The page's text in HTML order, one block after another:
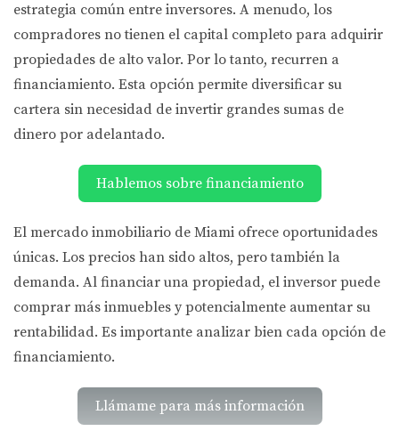
estrategia común entre inversores. A menudo, los
compradores no tienen el capital completo para adquirir
propiedades de alto valor. Por lo tanto, recurren a
financiamiento. Esta opción permite diversificar su
cartera sin necesidad de invertir grandes sumas de
dinero por adelantado.
Hablemos sobre financiamiento
El mercado inmobiliario de Miami ofrece oportunidades
únicas. Los precios han sido altos, pero también la
demanda. Al financiar una propiedad, el inversor puede
comprar más inmuebles y potencialmente aumentar su
rentabilidad. Es importante analizar bien cada opción de
financiamiento.
Llámame para más información